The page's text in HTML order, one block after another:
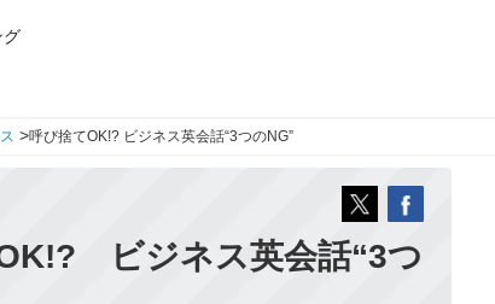
グ
>呼び捨てOK!? ビジネス英会話“3つのNG”
ビジネス英会話“3つ